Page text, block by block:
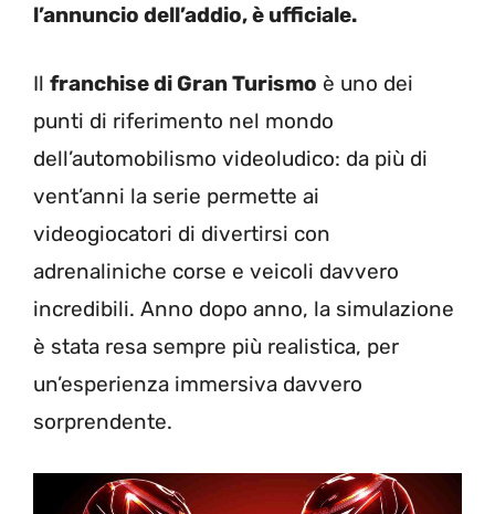
l’annuncio dell’addio, è ufficiale.
Il franchise di Gran Turismo è uno dei
punti di riferimento nel mondo
dell’automobilismo videoludico: da più di
vent’anni la serie permette ai
videogiocatori di divertirsi con
adrenaliniche corse e veicoli davvero
incredibili. Anno dopo anno, la simulazione
è stata resa sempre più realistica, per
un’esperienza immersiva davvero
sorprendente.